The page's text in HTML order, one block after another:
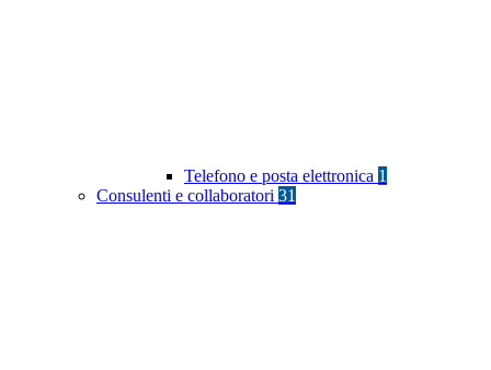
Telefono e posta elettronica 1
Consulenti e collaboratori 31